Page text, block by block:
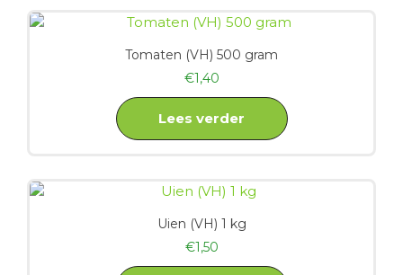
Tomaten (VH) 500 gram
€1,40
Lees verder
Uien (VH) 1 kg
€1,50